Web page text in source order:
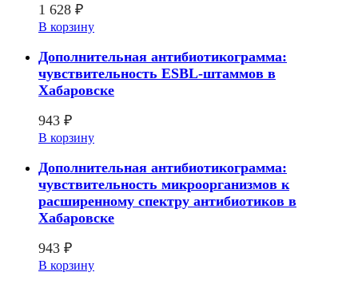
1 628 ₽
В корзину
Дополнительная антибиотикограмма:
чувствительность ESBL-штаммов в
Хабаровске
943 ₽
В корзину
Дополнительная антибиотикограмма:
чувствительность микроорганизмов к
расширенному спектру антибиотиков в
Хабаровске
943 ₽
В корзину